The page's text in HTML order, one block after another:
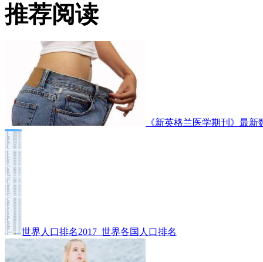
推荐阅读
《新英格兰医学期刊》最
世界人口排名2017_世界各国人口排名